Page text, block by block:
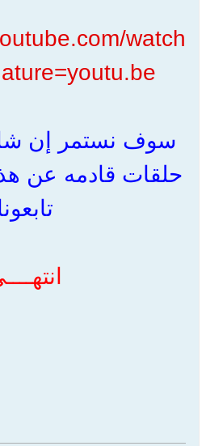
watch
سوف نستمر إن
حلقات قادمه عن